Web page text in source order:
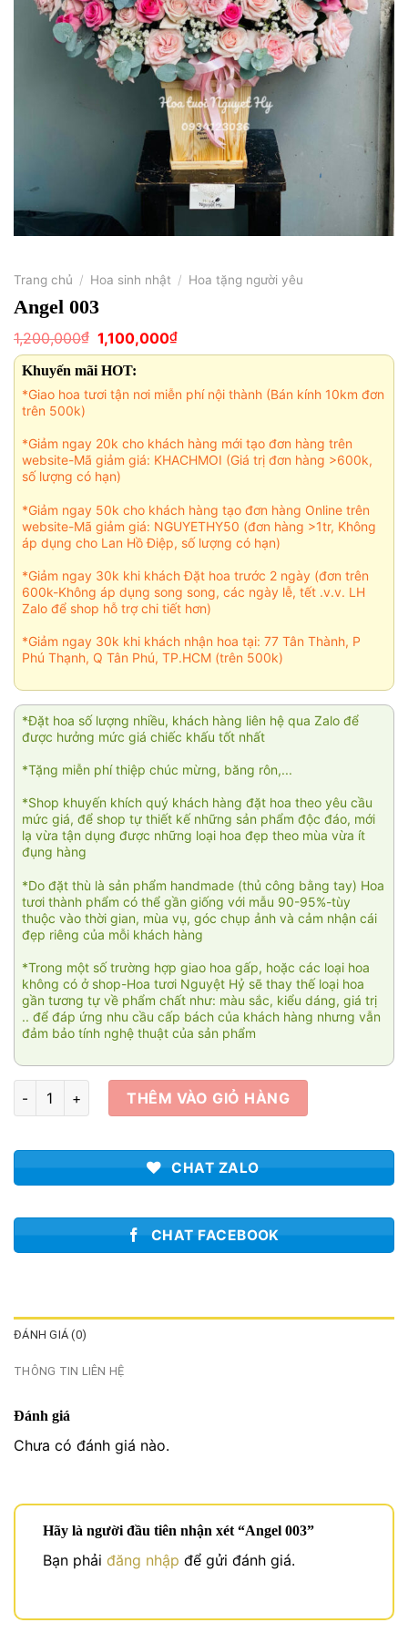
Trang chủ / Hoa sinh nhật / Hoa tặng người yêu
Angel 003
1,200,000₫ Giá
gốc
là:
1,200,000₫.
1,100,000₫Giá
hiện
1,100,000₫.
Khuyến mãi HOT:
*Giao hoa tươi tận nơi miễn phí nội thành (Bán kính 10km đơn
trên 500k)
*Giảm ngay 20k cho khách hàng mới tạo đơn hàng trên
website-Mã giảm giá: KHACHMOI (Giá trị đơn hàng >600k,
số lượng có hạn)
*Giảm ngay 50k cho khách hàng tạo đơn hàng Online trên
website-Mã giảm giá: NGUYETHY50 (đơn hàng >1tr, Không
áp dụng cho Lan Hồ Điệp, số lượng có hạn)
*Giảm ngay 30k khi khách Đặt hoa trước 2 ngày (đơn trên
600k-Không áp dụng song song, các ngày lễ, tết .v.v. LH
Zalo để shop hỗ trợ chi tiết hơn)
*Giảm ngay 30k khi khách nhận hoa tại: 77 Tân Thành, P
Phú Thạnh, Q Tân Phú, TP.HCM (trên 500k)
*Đặt hoa số lượng nhiều, khách hàng liên hệ qua Zalo để
được hưởng mức giá chiếc khấu tốt nhất
*Tặng miễn phí thiệp chúc mừng, băng rôn,...
*Shop khuyến khích quý khách hàng đặt hoa theo yêu cầu
mức giá, để shop tự thiết kế những sản phẩm độc đáo, mới
lạ vừa tận dụng được những loại hoa đẹp theo mùa vừa ít
đụng hàng
*Do đặt thù là sản phẩm handmade (thủ công bằng tay) Hoa
tươi thành phẩm có thể gần giống với mẫu 90-95%-tùy
thuộc vào thời gian, mùa vụ, góc chụp ảnh và cảm nhận cái
đẹp riêng của mỗi khách hàng
*Trong một số trường hợp giao hoa gấp, hoặc các loại hoa
không có ở shop-Hoa tươi Nguyệt Hỷ sẽ thay thế loại hoa
gần tương tự về phẩm chất như: màu sắc, kiểu dáng, giá trị
.. để đáp ứng nhu cầu cấp bách của khách hàng nhưng vẫn
đảm bảo tính nghệ thuật của sản phẩm
Angel 003 số lượngTHÊM VÀO GIỎ HÀNG
CHAT ZALO
CHAT FACEBOOK
ĐÁNH GIÁ (0)
THÔNG TIN LIÊN HỆ
Đánh giá
Chưa có đánh giá nào.
Hãy là người đầu tiên nhận xét “Angel 003”
Bạn phải đăng nhập để gửi đánh giá.